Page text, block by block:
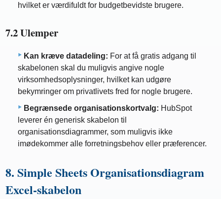
hvilket er værdifuldt for budgetbevidste brugere.
7.2 Ulemper
Kan kræve datadeling: For at få gratis adgang til
skabelonen skal du muligvis angive nogle
virksomhedsoplysninger, hvilket kan udgøre
bekymringer om privatlivets fred for nogle brugere.
Begrænsede organisationskortvalg: HubSpot
leverer én generisk skabelon til
organisationsdiagrammer, som muligvis ikke
imødekommer alle forretningsbehov eller præferencer.
8. Simple Sheets Organisationsdiagram
Excel-skabelon